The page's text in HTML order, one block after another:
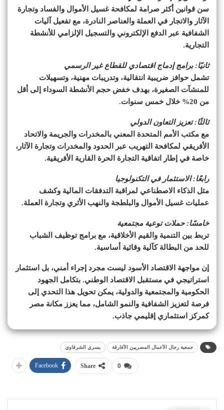
سن قوانين أكثر صرامة لمكافحة غسيل الأموال والفساد وتجارة
الآثار والاتجار في العملة والعناصر النادرة، مع تفعيل آليات
الشفافية عبر الدفع الإلكتروني والتسجيل الإلزامي للأنشطة
التجارية.
ثانيًا: برامج إدماج اقتصادي للقطاع غير الرسمي
تشمل حوافز ضريبية انتقالية، وتدريبات مهنية، وتسهيلات
للمنشآت الصغيرة، بهدف خفض حجم الأنشطة السوداء إلى أقل
من 20% خلال خمس سنوات.
ثالثًا: تعزيز التعاون الدولي
مع مكتب الأمم المتحدة المعني بالمخدرات والجريمة والاتحاد
الأفريقي لمكافحة التهريب عبر الحدود والمخدرات وتجارة الآثار،
خاصة في إطار اتفاقية التجارة الحرة القارية الأفريقية.
رابعًا: الاستثمار في التكنولوجيا
مثل الذكاء الاصطناعي لمراقبة التدفقات المالية وكشف
عمليات غسيل الأموال والبلطجة والنهب الأثري وتجارة العملة.
خامسًا: حملات توعية مجتمعية
تربط بين التنمية والقيم الأخلاقية، مع برامج توظيف الشباب
للحد من البطالة كآلية وقائية أساسية.
إن مواجهة الاقتصاد الأسود ليست مجرد إجراء أمني، بل استثمار
استراتيجي في مستقبل الاقتصاد الوطني. بتكامل الجهود
الحكومية والمجتمعية والدولية، يمكن تحويل هذا التحدي إلى
فرصة لتعزيز الشفافية والنمو الشامل، مما يعزز مكانة مصر
كمركز استثماري إقليمي جاذب.
جمعية رجال الأعمال المصريين الأفارقة يسري الشرقاوي
0
Share
Facebook